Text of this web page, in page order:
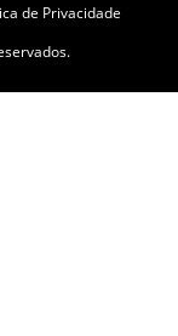
de Privacidade